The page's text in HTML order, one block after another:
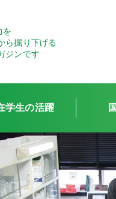
を
ら掘り下げる
ジンです
学生の活躍